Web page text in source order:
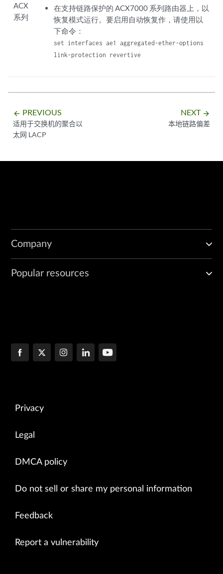
ACX
系列
在支持链路保护的 ACX7000 系列路由器上，以
恢复模式运行。要启用自动恢复作，请使用以
下命令：
set interfaces ae1 aggregated-ether-options
link-protection revertive
arrow_backward PREVIOUS
适用于交换机的聚合以
太网 LACP
NEXT arrow_forward
本地链路偏差
Company
Popular resources
Privacy
Legal
DMCA policy
Do not sell or share my personal information
Feedback
Report a vulnerability